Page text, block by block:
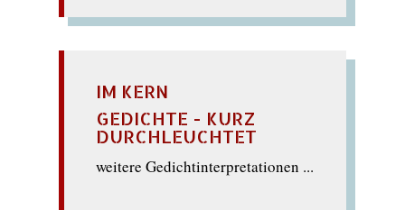
IM KERN
GEDICHTE - KURZ
DURCHLEUCHTET
weitere Gedichtinterpretationen ...